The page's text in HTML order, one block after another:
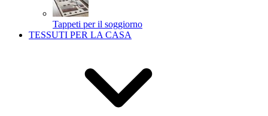
Tappeti per il soggiorno
TESSUTI PER LA CASA